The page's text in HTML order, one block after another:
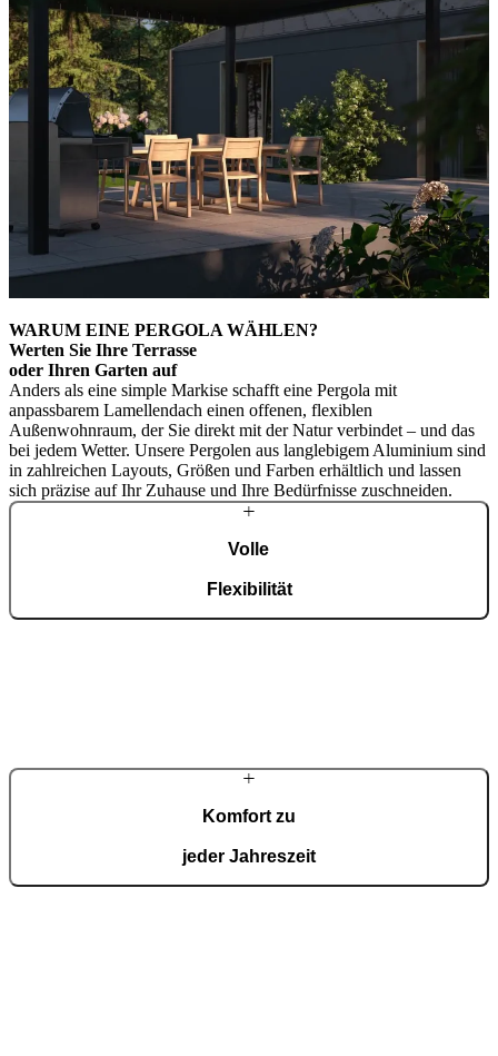
WARUM EINE PERGOLA WÄHLEN?
Werten Sie Ihre Terrasse
oder Ihren Garten auf
Anders als eine simple Markise schafft eine Pergola mit
anpassbarem Lamellendach einen offenen, flexiblen
Außenwohnraum, der Sie direkt mit der Natur verbindet – und das
bei jedem Wetter. Unsere Pergolen aus langlebigem Aluminium sind
in zahlreichen Layouts, Größen und Farben erhältlich und lassen
sich präzise auf Ihr Zuhause und Ihre Bedürfnisse zuschneiden.
Volle
Flexibilität
Komfort zu
jeder Jahreszeit